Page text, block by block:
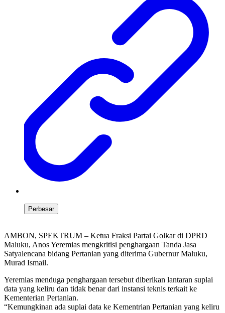
Perbesar
AMBON, SPEKTRUM – Ketua Fraksi Partai Golkar di DPRD
Maluku, Anos Yeremias mengkritisi penghargaan Tanda Jasa
Satyalencana bidang Pertanian yang diterima Gubernur Maluku,
Murad Ismail.
Yeremias menduga penghargaan tersebut diberikan lantaran suplai
data yang keliru dan tidak benar dari instansi teknis terkait ke
Kementerian Pertanian.
“Kemungkinan ada suplai data ke Kementrian Pertanian yang keliru